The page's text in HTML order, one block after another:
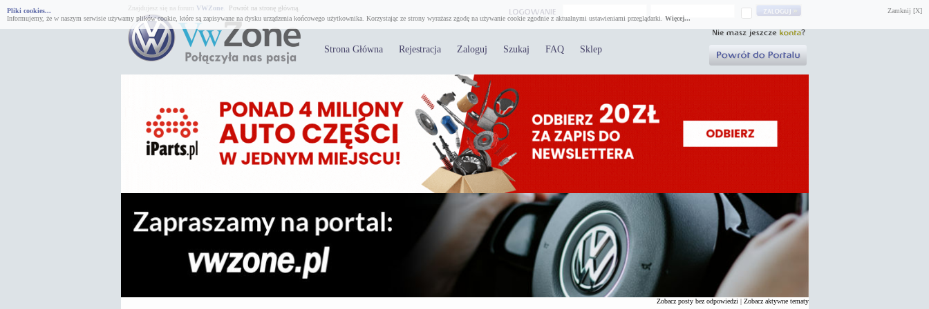
Zamknij [X]
Pliki cookies...
Informujemy, że w naszym serwisie używamy plików cookie, które są zapisywane na dysku urządzenia końcowego użytkownika. Korzystając ze strony wyrażasz zgodę na używanie cookie zgodnie z aktualnymi ustawieniami przeglądarki. Więcej...
Znajdujesz się na forum VWZone. Powrót na stronę główną.
Strona Główna Rejestracja Zaloguj Szukaj FAQ Sklep
Zobacz posty bez odpowiedzi | Zobacz aktywne tematy